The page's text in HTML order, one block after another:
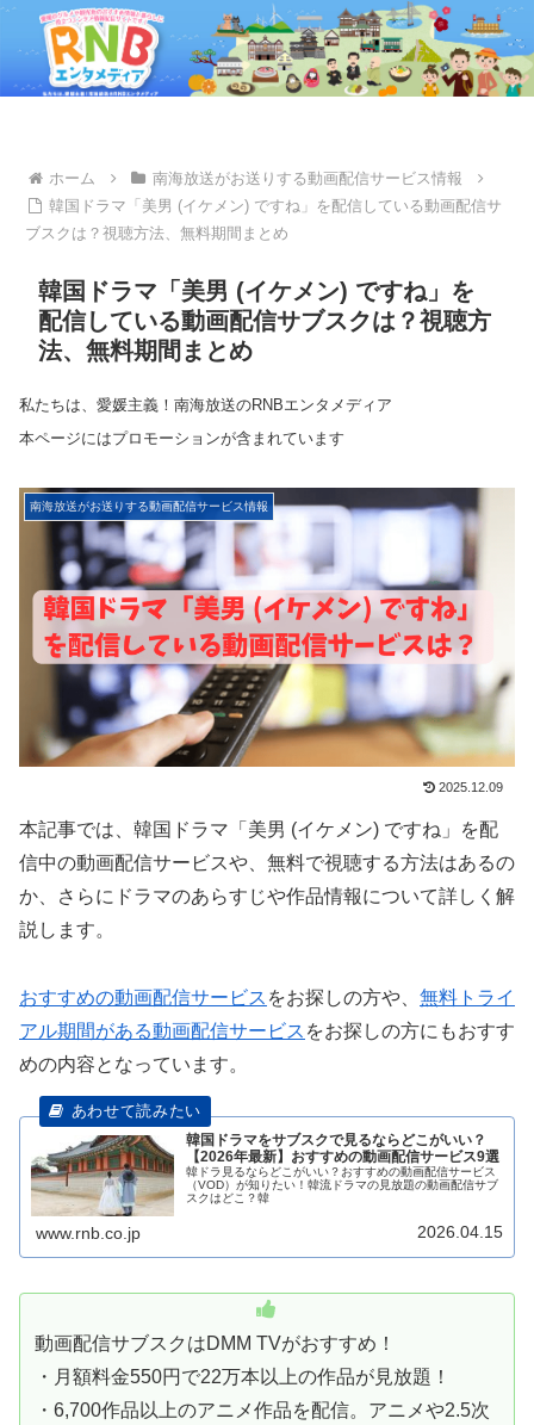
ホーム
南海放送がお送りする動画配信サービス情報
韓国ドラマ「美男 (イケメン) ですね」を配信している動画配信サ
ブスクは？視聴方法、無料期間まとめ
韓国ドラマ「美男 (イケメン) ですね」を
配信している動画配信サブスクは？視聴方
法、無料期間まとめ
私たちは、愛媛主義！南海放送のRNBエンタメディア
本ページにはプロモーションが含まれています
南海放送がお送りする動画配信サービス情報
2025.12.09
本記事では、韓国ドラマ「美男 (イケメン) ですね」を配
信中の動画配信サービスや、無料で視聴する方法はあるの
か、さらにドラマのあらすじや作品情報について詳しく解
説します。
おすすめの動画配信サービス をお探しの方や、 無料トライ
アル期間がある動画配信サービス をお探しの方にもおすす
めの内容となっています。
韓国ドラマをサブスクで見るならどこがいい？
【2026年最新】おすすめの動画配信サービス9選
韓ドラ見るならどこがいい？おすすめの動画配信サービス
（VOD）が知りたい！韓流ドラマの見放題の動画配信サブ
スクはどこ？韓
www.rnb.co.jp 2026.04.15
動画配信サブスクはDMM TVがおすすめ！
・月額料金550円で22万本以上の作品が見放題！
・6,700作品以上のアニメ作品を配信。アニメや2.5次